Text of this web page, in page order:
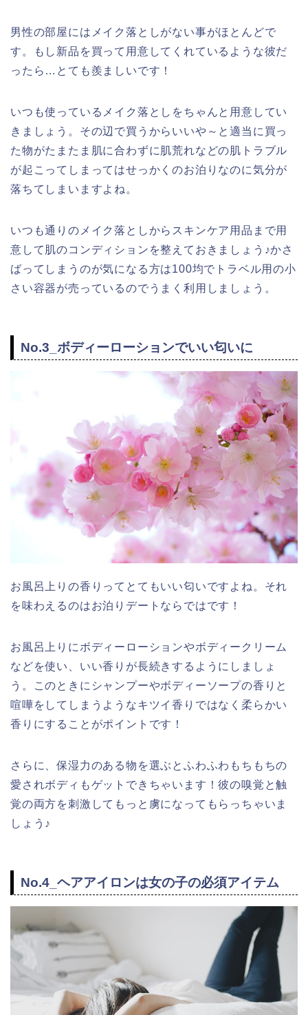
男性の部屋にはメイク落としがない事がほとんどで
す。もし新品を買って用意してくれているような彼だ
ったら…とても羨ましいです！
いつも使っているメイク落としをちゃんと用意してい
きましょう。その辺で買うからいいや～と適当に買っ
た物がたまたま肌に合わずに肌荒れなどの肌トラブル
が起こってしまってはせっかくのお泊りなのに気分が
落ちてしまいますよね。
いつも通りのメイク落としからスキンケア用品まで用
意して肌のコンディションを整えておきましょう♪かさ
ばってしまうのが気になる方は100均でトラベル用の小
さい容器が売っているのでうまく利用しましょう。
No.3_ボディーローションでいい匂いに
お風呂上りの香りってとてもいい匂いですよね。それ
を味わえるのはお泊りデートならではです！
お風呂上りにボディーローションやボディークリーム
などを使い、いい香りが長続きするようにしましょ
う。このときにシャンプーやボディーソープの香りと
喧嘩をしてしまうようなキツイ香りではなく柔らかい
香りにすることがポイントです！
さらに、保湿力のある物を選ぶとふわふわもちもちの
愛されボディもゲットできちゃいます！彼の嗅覚と触
覚の両方を刺激してもっと虜になってもらっちゃいま
しょう♪
No.4_ヘアアイロンは女の子の必須アイテム